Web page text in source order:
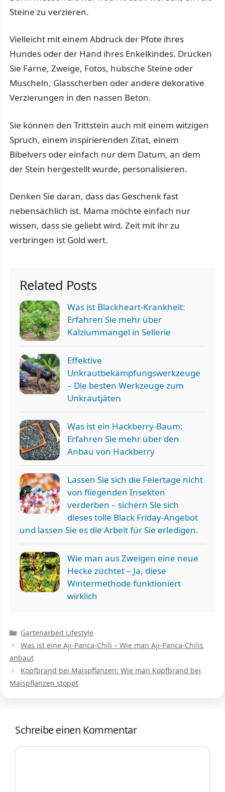
Steine zu verzieren.
Vielleicht mit einem Abdruck der Pfote ihres
Hundes oder der Hand ihres Enkelkindes. Drücken
Sie Farne, Zweige, Fotos, hübsche Steine oder
Muscheln, Glasscherben oder andere dekorative
Verzierungen in den nassen Beton.
Sie können den Trittstein auch mit einem witzigen
Spruch, einem inspirierenden Zitat, einem
Bibelvers oder einfach nur dem Datum, an dem
der Stein hergestellt wurde, personalisieren.
Denken Sie daran, dass das Geschenk fast
nebensächlich ist. Mama möchte einfach nur
wissen, dass sie geliebt wird. Zeit mit ihr zu
verbringen ist Gold wert.
Related Posts
Was ist Blackheart-Krankheit:
Erfahren Sie mehr über
Kalziummangel in Sellerie
Effektive
Unkrautbekämpfungswerkzeuge
– Die besten Werkzeuge zum
Unkrautjäten
Was ist ein Hackberry-Baum:
Erfahren Sie mehr über den
Anbau von Hackberry
Lassen Sie sich die Feiertage nicht
von fliegenden Insekten
verderben – sichern Sie sich
dieses tolle Black Friday-Angebot
und lassen Sie es die Arbeit für Sie erledigen.
Wie man aus Zweigen eine neue
Hecke züchtet – Ja, diese
Wintermethode funktioniert
wirklich
Kategorien
Gartenarbeit Lifestyle
Was ist eine Aji-Panca-Chili – Wie man Aji-Panca-Chilis
anbaut
Kopfbrand bei Maispflanzen: Wie man Kopfbrand bei
Maispflanzen stoppt
Schreibe einen Kommentar
Kommentar